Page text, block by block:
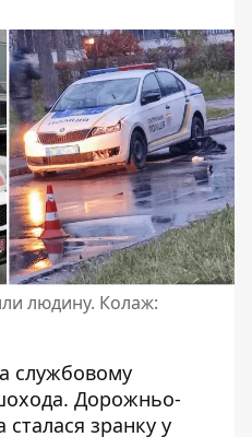
людину. Колаж:
службовому
. Дорожньо-
зранку у